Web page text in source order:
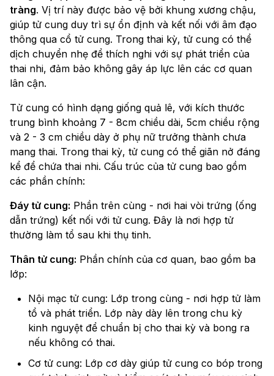
tràng. Vị trí này được bảo vệ bởi khung xương chậu,
giúp tử cung duy trì sự ổn định và kết nối với âm đạo
thông qua cổ tử cung. Trong thai kỳ, tử cung có thể
dịch chuyển nhẹ để thích nghi với sự phát triển của
thai nhi, đảm bảo không gây áp lực lên các cơ quan
lân cận.
Tử cung có hình dạng giống quả lê, với kích thước
trung bình khoảng 7 - 8cm chiều dài, 5cm chiều rộng
và 2 - 3 cm chiều dày ở phụ nữ trưởng thành chưa
mang thai. Trong thai kỳ, tử cung có thể giãn nở đáng
kể để chứa thai nhi. Cấu trúc của tử cung bao gồm
các phần chính:
Đáy tử cung: Phần trên cùng - nơi hai vòi trứng (ống
dẫn trứng) kết nối với tử cung. Đây là nơi hợp tử
thường làm tổ sau khi thụ tinh.
Thân tử cung: Phần chính của cơ quan, bao gồm ba
lớp:
Nội mạc tử cung: Lớp trong cùng - nơi hợp tử làm
tổ và phát triển. Lớp này dày lên trong chu kỳ
kinh nguyệt để chuẩn bị cho thai kỳ và bong ra
nếu không có thai.
Cơ tử cung: Lớp cơ dày giúp tử cung co bóp trong